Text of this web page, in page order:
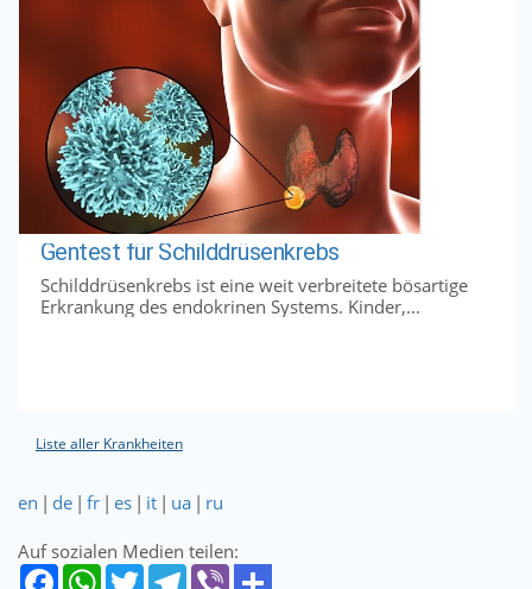
Gentest für Schilddrüsenkrebs
Schilddrüsenkrebs ist eine weit verbreitete bösartige
Erkrankung des endokrinen Systems. Kinder,...
Liste aller Krankheiten
en | de | fr | es | it | ua | ru
Auf sozialen Medien teilen: